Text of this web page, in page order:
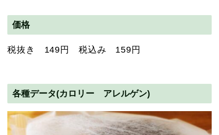
価格
税抜き 149円 税込み 159円
各種データ(カロリー アレルゲン)